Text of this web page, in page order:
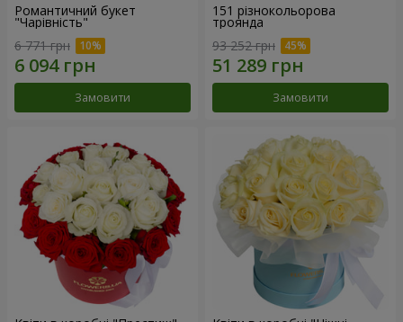
Романтичний букет
"Чарівність"
6 771 грн
Замовити
151 різнокольорова
троянда
93 252 грн
Замовити